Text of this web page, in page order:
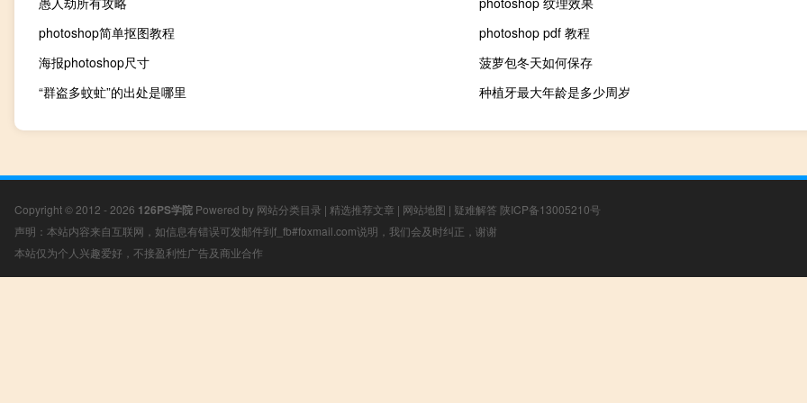
photoshop简单抠图教程
photoshop pdf 教程
海报photoshop尺寸
菠萝包冬天如何保存
“群盗多蚊虻”的出处是哪里
种植牙最大年龄是多少周岁
Copyright © 2012 - 2026 126PS学院 Powered by 网站分类目录 | 精选推荐文章 | 网站地图 | 疑难解答 陕ICP备13005210号
声明：本站内容来自互联网，如信息有错误可发邮件到f_fb#foxmail.com说明，我们会及时纠正，谢谢
本站仅为个人兴趣爱好，不接盈利性广告及商业合作